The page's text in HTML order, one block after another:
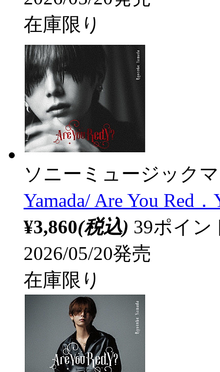
在庫限り
ソニーミュージック
Yamada/ Are You Red
¥3,860(税込) 39ポイ
2026/05/20発売
在庫限り